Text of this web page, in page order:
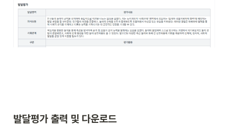
발달평가 출력 및 다운로드